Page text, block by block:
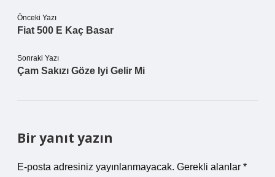
Önceki Yazı
Fiat 500 E Kaç Basar
Sonraki Yazı
Çam Sakızı Göze Iyi Gelir Mi
Bir yanıt yazın
E-posta adresiniz yayınlanmayacak. Gerekli alanlar *